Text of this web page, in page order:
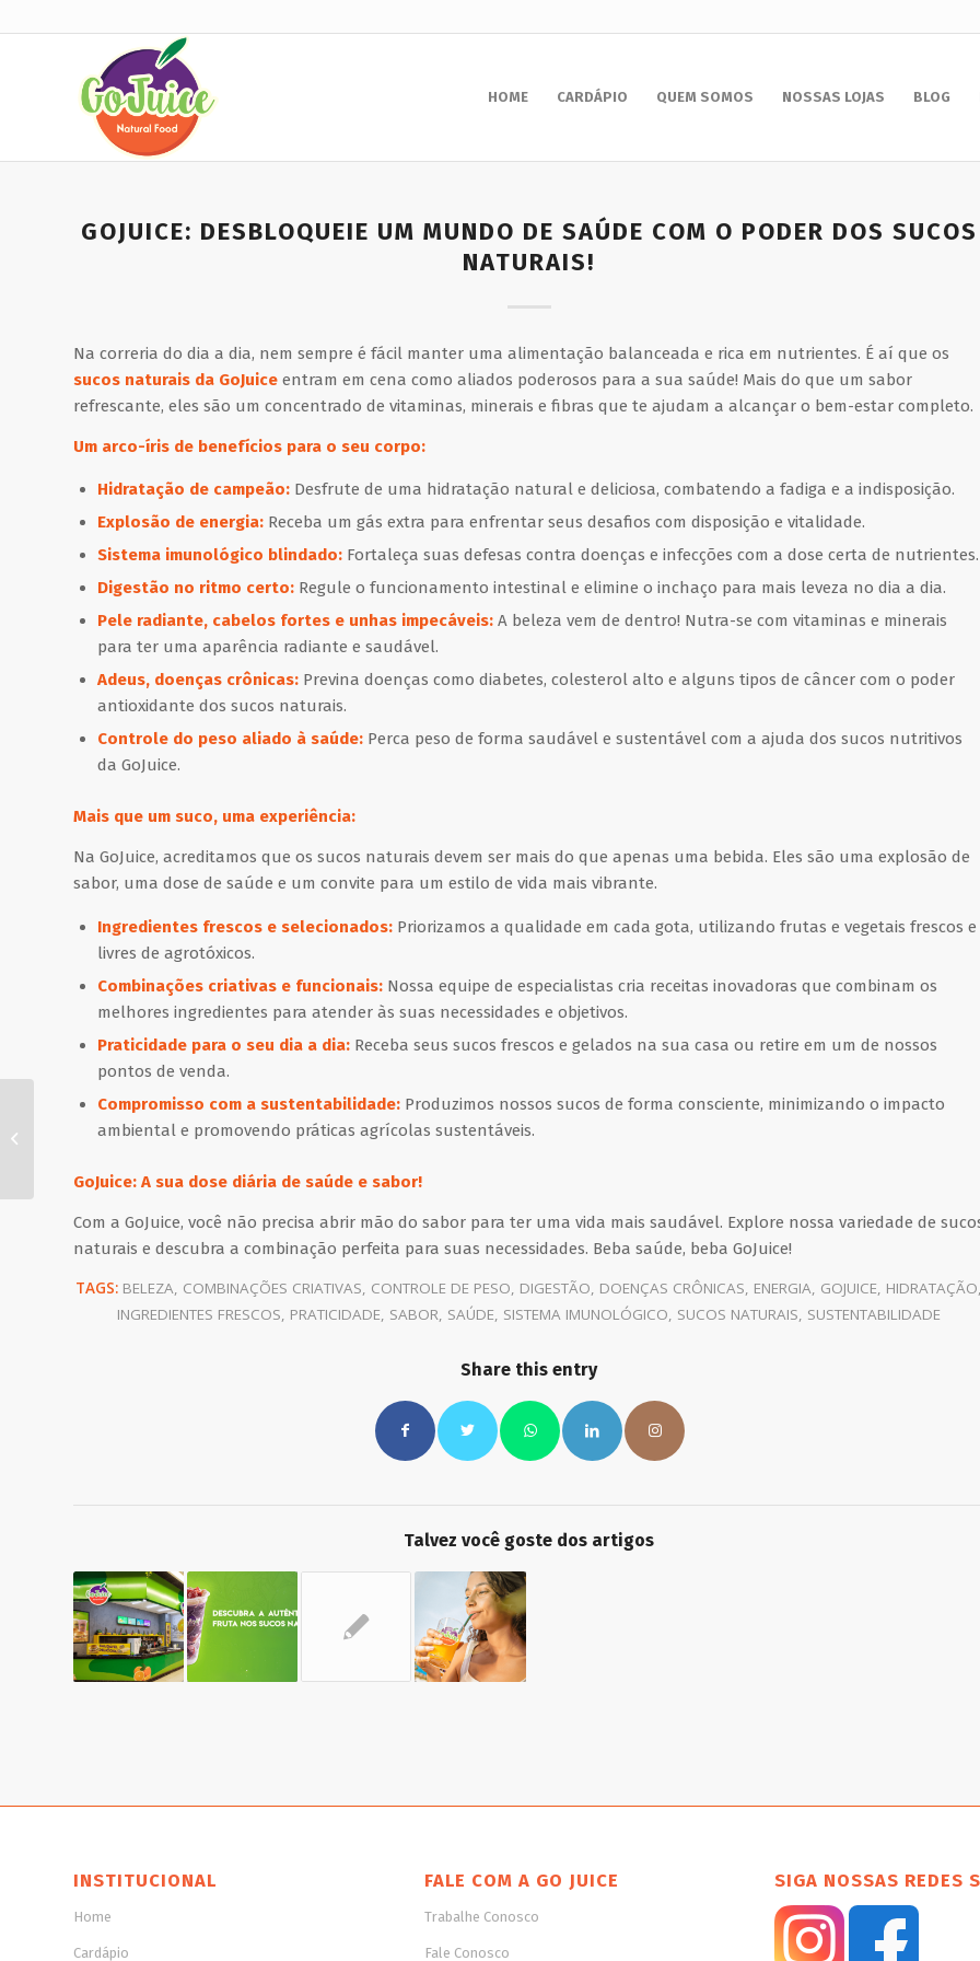
HOME CARDÁPIO QUEM SOMOS NOSSAS LOJAS BLOG
GOJUICE: DESBLOQUEIE UM MUNDO DE SAÚDE COM O PODER DOS SUCOS
NATURAIS!
Na correria do dia a dia, nem sempre é fácil manter uma alimentação balanceada e rica em nutrientes. É aí que os
sucos naturais da GoJuice entram em cena como aliados poderosos para a sua saúde! Mais do que um sabor
refrescante, eles são um concentrado de vitaminas, minerais e fibras que te ajudam a alcançar o bem-estar completo.
Um arco-íris de benefícios para o seu corpo:
Hidratação de campeão: Desfrute de uma hidratação natural e deliciosa, combatendo a fadiga e a indisposição.
Explosão de energia: Receba um gás extra para enfrentar seus desafios com disposição e vitalidade.
Sistema imunológico blindado: Fortaleça suas defesas contra doenças e infecções com a dose certa de nutrientes.
Digestão no ritmo certo: Regule o funcionamento intestinal e elimine o inchaço para mais leveza no dia a dia.
Pele radiante, cabelos fortes e unhas impecáveis: A beleza vem de dentro! Nutra-se com vitaminas e minerais
para ter uma aparência radiante e saudável.
Adeus, doenças crônicas: Previna doenças como diabetes, colesterol alto e alguns tipos de câncer com o poder
antioxidante dos sucos naturais.
Controle do peso aliado à saúde: Perca peso de forma saudável e sustentável com a ajuda dos sucos nutritivos
da GoJuice.
Mais que um suco, uma experiência:
Na GoJuice, acreditamos que os sucos naturais devem ser mais do que apenas uma bebida. Eles são uma explosão de
sabor, uma dose de saúde e um convite para um estilo de vida mais vibrante.
Ingredientes frescos e selecionados: Priorizamos a qualidade em cada gota, utilizando frutas e vegetais frescos e
livres de agrotóxicos.
Combinações criativas e funcionais: Nossa equipe de especialistas cria receitas inovadoras que combinam os
melhores ingredientes para atender às suas necessidades e objetivos.
Praticidade para o seu dia a dia: Receba seus sucos frescos e gelados na sua casa ou retire em um de nossos
pontos de venda.
Compromisso com a sustentabilidade: Produzimos nossos sucos de forma consciente, minimizando o impacto
ambiental e promovendo práticas agrícolas sustentáveis.
GoJuice: A sua dose diária de saúde e sabor!
Com a GoJuice, você não precisa abrir mão do sabor para ter uma vida mais saudável. Explore nossa variedade de
naturais e descubra a combinação perfeita para suas necessidades. Beba saúde, beba GoJuice!
TAGS: BELEZA, COMBINAÇÕES CRIATIVAS, CONTROLE DE PESO, DIGESTÃO, DOENÇAS CRÔNICAS, ENERGIA, GOJUICE, HIDRATAÇÃO,
INGREDIENTES FRESCOS, PRATICIDADE, SABOR, SAÚDE, SISTEMA IMUNOLÓGICO, SUCOS NATURAIS, SUSTENTABILIDADE
Share this entry
Talvez você goste dos artigos
INSTITUCIONAL
Home
Cardápio
FALE COM A GO JUICE
Trabalhe Conosco
Fale Conosco
SIGA NOSSAS REDES
Como lidar com clientes
indecisos e ajudá-los a